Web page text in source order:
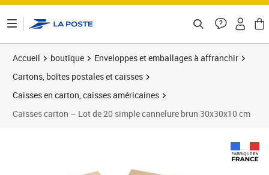
Accueil boutique
Enveloppes et emballages à affranchir
Cartons, boîtes postales et caisses
Caisses en carton, caisses américaines
Caisses carton – Lot de 20 simple cannelure brun 30x30x10 cm